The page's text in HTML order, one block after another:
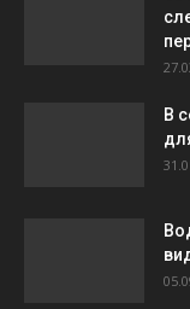
В